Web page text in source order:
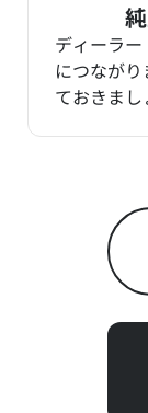
ディーラ
につなが
ておきまし